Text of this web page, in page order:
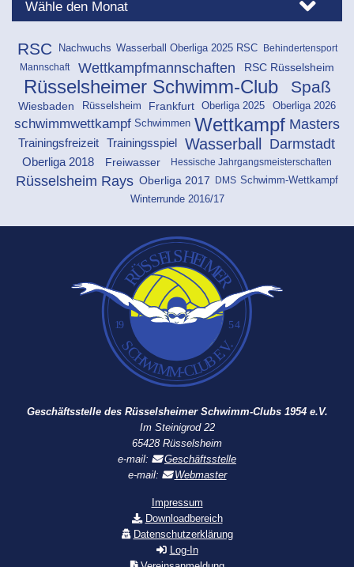
RSC Nachwuchs Wasserball Oberliga 2025 RSC
Behindertensport
Mannschaft
Wettkampfmannschaften RSC Rüsselsheim
Rüsselsheimer Schwimm-Club Spaß
Wiesbaden Rüsselsheim Frankfurt Oberliga 2025 Oberliga 2026
schwimmwettkampf Schwimmen Wettkampf Masters
Trainingsfreizeit Trainingsspiel Wasserball Darmstadt
Oberliga 2018 Freiwasser Hessische Jahrgangsmeisterschaften
Rüsselsheim Rays Oberliga 2017 DMS Schwimm-Wettkampf
Winterrunde 2016/17
Impressum
Downloadbereich
Datenschutzerklärung
Log-In
Geschäftsstelle des Rüsselsheimer Schwimm-Clubs 1954 e.V.
Im Steinigrod 22
65428 Rüsselsheim
e-mail:
Geschäftsstelle
e-mail:
Webmaster